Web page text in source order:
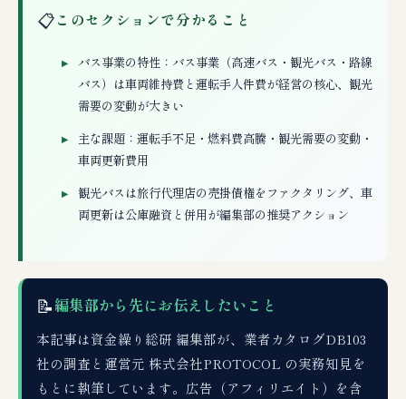
📋このセクションで分かること
バス事業の特性：バス事業（高速バス・観光バス・路線
バス）は車両維持費と運転手人件費が経営の核心、観光
需要の変動が大きい
主な課題：運転手不足・燃料費高騰・観光需要の変動・
車両更新費用
観光バスは旅行代理店の売掛債権をファクタリング、車
両更新は公庫融資と併用が編集部の推奨アクション
📝編集部から先にお伝えしたいこと
本記事は資金繰り総研 編集部が、業者カタログDB103
社の調査と運営元 株式会社PROTOCOL の実務知見を
もとに執筆しています。広告（アフィリエイト）を含